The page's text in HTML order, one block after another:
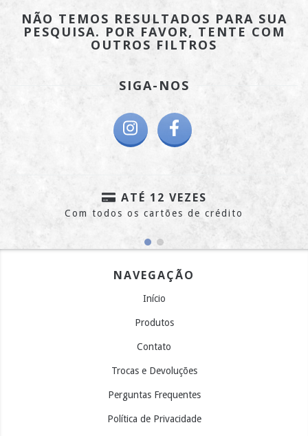
NÃO TEMOS RESULTADOS PARA SUA
PESQUISA. POR FAVOR, TENTE COM
OUTROS FILTROS
SIGA-NOS
ATÉ 12 VEZES
Com todos os cartões de crédito
NAVEGAÇÃO
Início
Produtos
Contato
Trocas e Devoluções
Perguntas Frequentes
Política de Privacidade